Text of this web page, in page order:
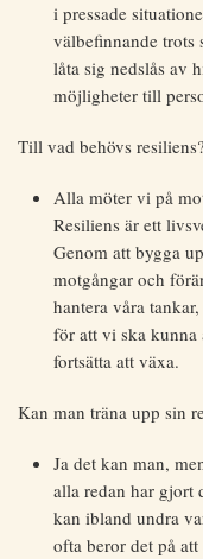
i pressade
välbefinnande trots
låta sig nedslås av
möjligheter till
Till vad behövs
Alla möter vi på
Resiliens är ett
Genom att bygga
motgångar och
hantera våra
för att vi ska kunna
fortsätta att växa.
Kan man träna upp sin
Ja det kan man,
alla redan har gjort
kan ibland undra
ofta beror det på